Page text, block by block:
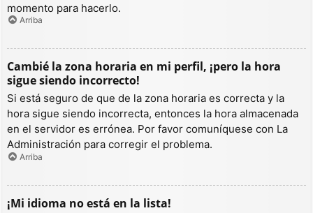
momento para hacerlo.
Arriba
Cambié la zona horaria en mi perfil, ¡pero la hora
sigue siendo incorrecto!
Si está seguro de que de la zona horaria es correcta y la
hora sigue siendo incorrecta, entonces la hora almacenada
en el servidor es errónea. Por favor comuníquese con La
Administración para corregir el problema.
Arriba
¡Mi idioma no está en la lista!